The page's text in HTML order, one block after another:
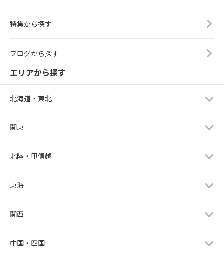
特集から探す
ブログから探す
エリアから探す
北海道・東北
関東
北陸・甲信越
東海
関西
中国・四国